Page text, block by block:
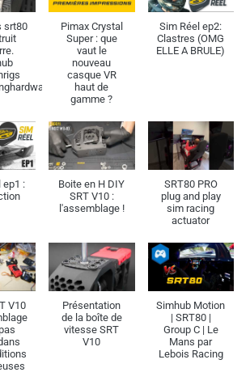
srt80
Pimax Crystal
Super : que
vaut le
nouveau
casque VR
haut de
gamme ?
Sim Réel ep2:
Clastres (OMG
ELLE A BRULE)
ep1 :
Boite en H DIY
SRT V10 :
l'assemblage !
SRT80 PRO
plug and play
sim racing
actuator
V10
Présentation
de la boîte de
vitesse SRT
V10
Simhub Motion
| SRT80 |
Group C | Le
Mans par
Lebois Racing